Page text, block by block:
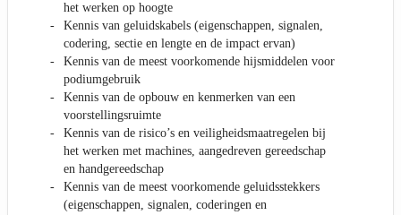
het werken op hoogte
Kennis van geluidskabels (eigenschappen, signalen,
codering, sectie en lengte en de impact ervan)
Kennis van de meest voorkomende hijsmiddelen voor
podiumgebruik
Kennis van de opbouw en kenmerken van een
voorstellingsruimte
Kennis van de risico’s en veiligheidsmaatregelen bij
het werken met machines, aangedreven gereedschap
en handgereedschap
Kennis van de meest voorkomende geluidsstekkers
(eigenschappen, signalen, coderingen en